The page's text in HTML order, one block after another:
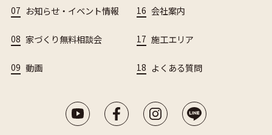
07 お知らせ・イベント情報
08 家づくり無料相談会
09 動画
16 会社案内
17 施工エリア
18 よくある質問